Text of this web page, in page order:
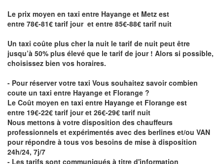
Le prix moyen en taxi entre Hayange et Metz est
entre 78€-81€ tarif jour et entre 85€-88€ tarif nuit
Un taxi coûte plus cher la nuit le tarif de nuit peut être
jusqu’à 50% plus élevé que le tarif de jour ! Alors si possible,
choisissez bien vos horaires.
- Pour réserver votre taxi Vous souhaitez savoircombien
coute un taxi entre Hayange et Florange ?
Le Coût moyen en taxi entre Hayange et Florange est
entre 19€-22€ tarif jour et 26€-29€ tarif nuit
Nous mettons à votre disposition des chauffeurs
professionnels et expérimentés avec des berlines et/ou VAN
pour répondre à tous vos besoins de mise à disposition
24h/24, 7j/7
- Les tarifs sont communiqués à titre d'information